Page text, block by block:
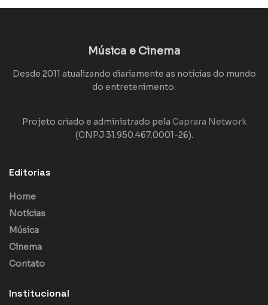
Música e Cinema
Desde 2011 atualizando diariamente as notícias do mundo
do entretenimento.
Projeto criado e administrado pela Caprara Network
(CNPJ 31.950.467.0001-26).
Editorias
Home
Notícias
Música
Cinema
Contato
Institucional